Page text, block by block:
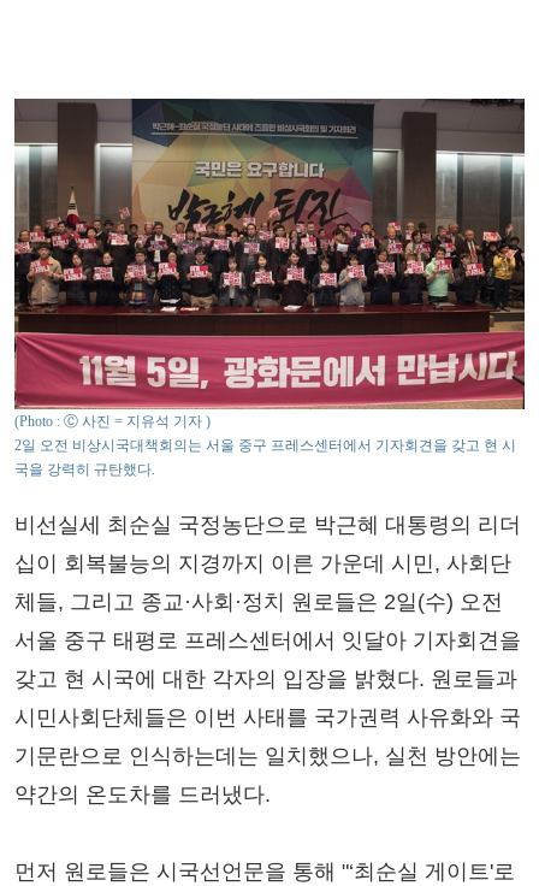
(Photo : Ⓒ 사진 = 지유석 기자 )
2일 오전 비상시국대책회의는 서울 중구 프레스센터에서 기자회견을 갖고 현 시
국을 강력히 규탄했다.
비선실세 최순실 국정농단으로 박근혜 대통령의 리더
십이 회복불능의 지경까지 이른 가운데 시민, 사회단
체들, 그리고 종교·사회·정치 원로들은 2일(수) 오전
서울 중구 태평로 프레스센터에서 잇달아 기자회견을
갖고 현 시국에 대한 각자의 입장을 밝혔다. 원로들과
시민사회단체들은 이번 사태를 국가권력 사유화와 국
기문란으로 인식하는데는 일치했으나, 실천 방안에는
약간의 온도차를 드러냈다.
먼저 원로들은 시국선언문을 통해 "‘최순실 게이트'로